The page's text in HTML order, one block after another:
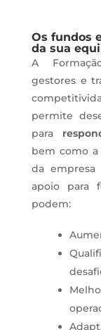
Os fundos
da sua
A
gestores e
permite
para
bem como a
da empresa
apoio para
podem: